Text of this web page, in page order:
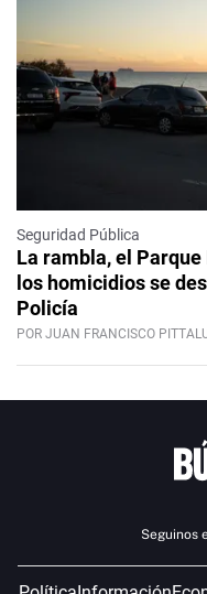
Seguridad Pública
La rambla, el
los homicidios se
Policía
POR JUAN FRANCISCO
Seguinos